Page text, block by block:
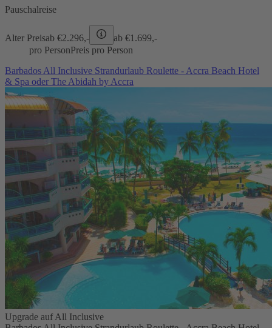
Pauschalreise
Alter Preisab €2.296,- ab €1.699,-
pro PersonPreis pro Person
Barbados All Inclusive Strandurlaub Roulette - Accra Beach Hotel
& Spa oder The Abidah by Accra
Upgrade auf All Inclusive